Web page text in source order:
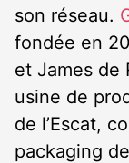
son réseau.
fondée en
et James de
usine de
de l’Escat,
packaging